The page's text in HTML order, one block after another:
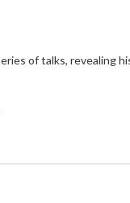
of talks, revealing